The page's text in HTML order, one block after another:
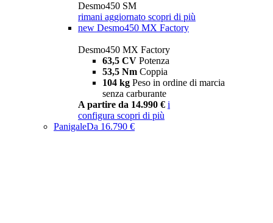
Desmo450 SM
rimani aggiornato scopri di più
new Desmo450 MX Factory
Desmo450 MX Factory
63,5 CV Potenza
53,5 Nm Coppia
104 kg Peso in ordine di marcia
senza carburante
A partire da 14.990 € i
configura scopri di più
PanigaleDa 16.790 €